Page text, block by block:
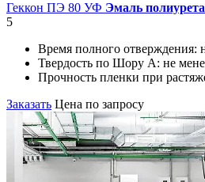
Геккон ПЭ 80 УФ Эмаль
5
Время полного отверждения:
Твердость по Шору А: не
Прочность пленки при
Заказать Цена по запросу